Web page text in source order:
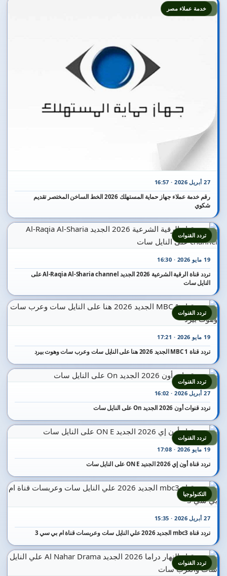
3
27 أبريل 2026 · 16:57
رقم خدمة عملاء جهاز حماية المستهلك 2026 الخط الساخن المختصر تقديم
شكوي
خدمة عملاء مصر
4
19 مايو 2026 · 16:30
تردد قناة الرقية الشرعية 2026 الجديد Al-Raqia Al-Sharia channel على
النايل سات
تردد القنوات
5
19 مايو 2026 · 17:21
تردد قناة MBC 1 الجديد 2026 هنا على النايل سات وعرب سات وهوت بيرد
تردد القنوات
6
27 أبريل 2026 · 16:02
تردد قنوات أون 2026 الجديد On على النايل سات
تردد القنوات
7
19 مايو 2026 · 17:08
تردد قناة أون إي 2026 الجديد ON E على النايل سات
تردد القنوات
8
27 أبريل 2026 · 15:35
تردد قناة mbc3 الجديد 2026 علي النايل سات وعربسات قناة ام بي سي 3
التكنولوجيا
9 تردد القنوات